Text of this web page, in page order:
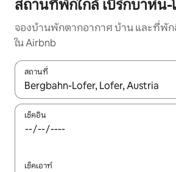
สถานที่พักใกล้ เบิร์กบาห์น-
จองบ้านพักตากอากาศ บ้าน และที่พัก
ใน Airbnb
สถานที่
ใช้ลูกศรขึ้นลง หรือใช้การสัมผัสหรือปัด เ
เช็คอิน
เช็คเอาท์